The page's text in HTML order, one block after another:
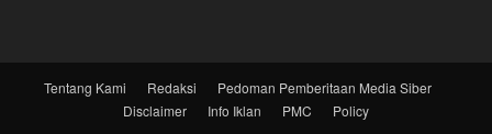
Tentang Kami Redaksi
Pedoman Pemberitaan Media Siber
Disclaimer
Info Iklan PMC Policy